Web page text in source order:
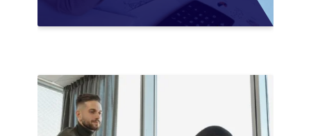
PYMES ESPAÑOLAS:
ADAPTACIONES
2026